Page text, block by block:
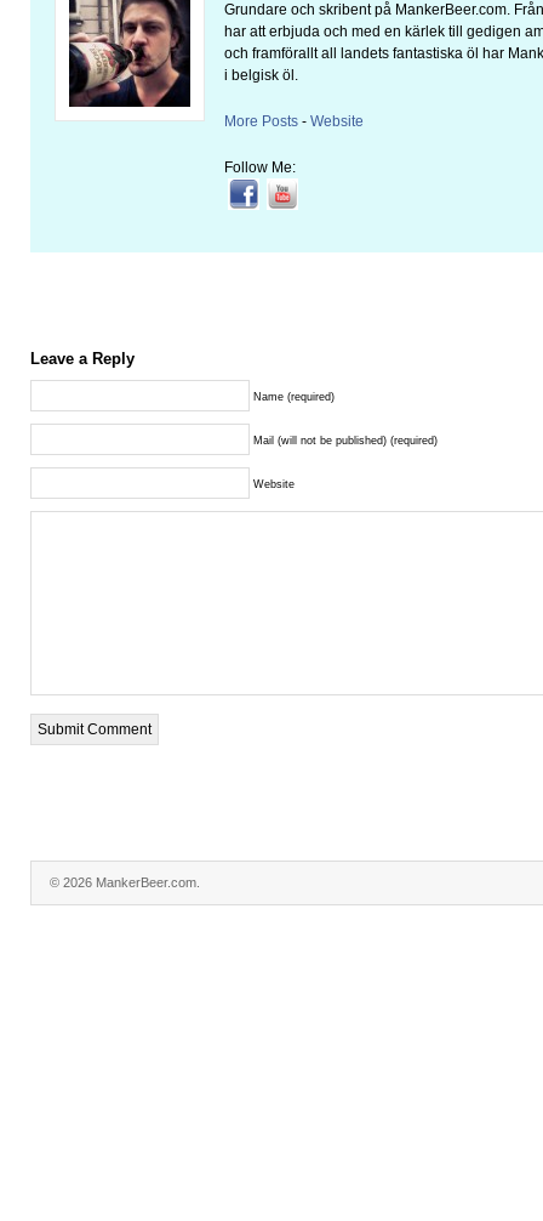
Grundare och skribent på MankerBeer.com.
har att erbjuda och med en kärlek till gedigen
och framförallt all landets fantastiska öl har
i belgisk öl.
More Posts - Website
Follow Me:
Leave a Reply
Name (required)
Mail (will not be published) (required)
Website
© 2026 MankerBeer.com.